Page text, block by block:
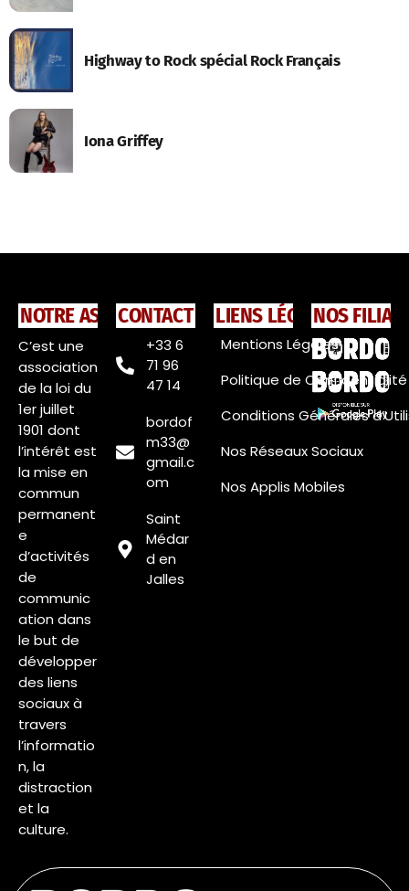
Highway to Rock spécial Rock Français
Iona Griffey
NOTRE ASSOCIATION
C’est une
association
de la loi du
1er juillet
1901 dont
l’intérêt est
la mise en
commun
permanent
e
d’activités
de
communic
ation dans
le but de
développer
des liens
sociaux à
travers
l’informatio
n, la
distraction
et la
culture.
CONTACT
+33 6
71 96
47 14
bordof
m33@
gmail.c
om
Saint
Médar
d en
Jalles
LIENS LÉGAUX
Mentions Légales
Politique de Confidentialité
Conditions Générales
Nos Réseaux Sociaux
Nos Applis Mobiles
NOS